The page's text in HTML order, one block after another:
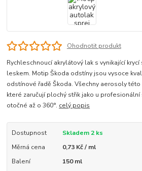
Ohodnotit produkt
Rychleschnoucí akrylátový lak s vynikající
leskem. Motip Škoda odstíny jsou vysoce
odstínové řadě Škoda. Všechny aerosoly této
které zaručují plochý střik jako u
otočné až o 360°. celý popis
Dostupnost
Skladem 2 ks
Měrná cena
0,73 Kč / ml
Balení
150 ml